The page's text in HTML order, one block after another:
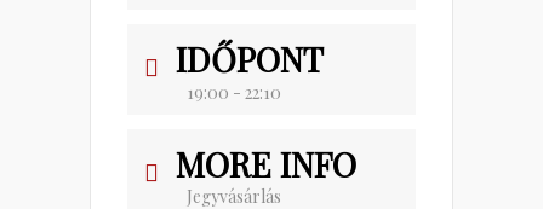
IDŐPONT
19:00 - 22:10
MORE INFO
Jegyvásárlás